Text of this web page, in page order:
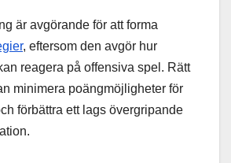
är avgörande för att forma
, eftersom den avgör hur
reagera på offensiva spel. Rätt
minimera poängmöjligheter för
förbättra ett lags övergripande